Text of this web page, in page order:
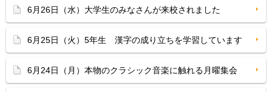
6月26日（水）大学生のみなさんが来校されました
6月25日（火）5年生 漢字の成り立ちを学習しています
6月24日（月）本物のクラシック音楽に触れる月曜集会